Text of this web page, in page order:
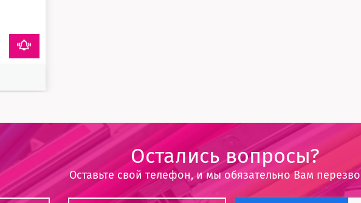
Остались вопросы?
Оставьте свой телефон, и мы обязательно Вам